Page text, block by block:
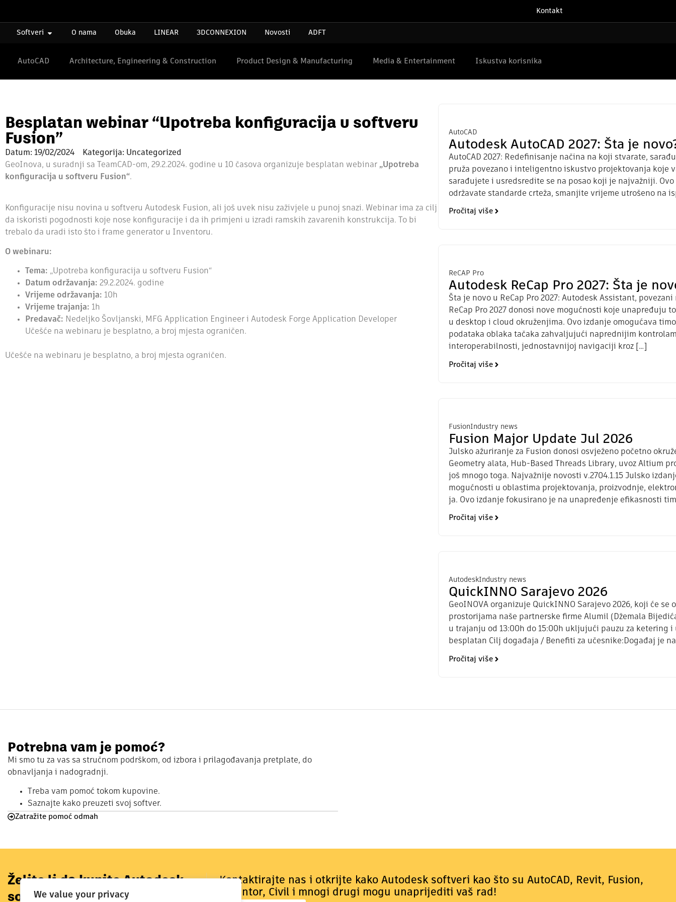
We value your privacy
Kontakt
Softveri O nama Obuka LINEAR 3DCONNEXION Novosti ADFT
AutoCAD Architecture, Engineering & Construction Product Design & Manufacturing Media & Entertainment Iskustva korisnika
Besplatan webinar “Upotreba konfiguracija u softveru
Fusion”
Datum: 19/02/2024
Kategorija: Uncategorized
GeoInova, u suradnji sa TeamCAD-om, 29.2.2024. godine u 10 časova organizuje besplatan webinar „Upotreba
konfiguracija u softveru Fusion“.
Konfiguracije nisu novina u softveru Autodesk Fusion, ali još uvek nisu zaživjele u punoj snazi. Webinar ima za cilj
da iskoristi pogodnosti koje nose konfiguracije i da ih primjeni u izradi ramskih zavarenih konstrukcija. To bi
trebalo da uradi isto što i frame generator u Inventoru.
O webinaru:
Tema: „Upotreba konfiguracija u softveru Fusion“
Datum održavanja: 29.2.2024. godine
Vrijeme održavanja: 10h
Vrijeme trajanja: 1h
Predavač: Nedeljko Šovljanski, MFG Application Engineer i Autodesk Forge Application Developer
Učešće na webinaru je besplatno, a broj mjesta ograničen.
Učešće na webinaru je besplatno, a broj mjesta ograničen.
AutoCAD
Autodesk AutoCAD 2027: Šta je
AutoCAD 2027: Redefinisanje načina na koji stvarate,
pruža povezano i inteligentno iskustvo projektovanja koje
sarađujete i usredsredite se na posao koji je najvažniji.
održavate standarde crteža, smanjite vrijeme utrošeno na
Pročitaj više
ReCAP Pro
Autodesk ReCap Pro 2027: Šta je
Šta je novo u ReCap Pro 2027: Autodesk Assistant,
ReCap Pro 2027 donosi nove mogućnosti koje unapređuju
u desktop i cloud okruženjima. Ovo izdanje omogućava
podataka oblaka tačaka zahvaljujući naprednijim
interoperabilnosti, jednostavnijoj navigaciji kroz […]
Pročitaj više
FusionIndustry news
Fusion Major Update Jul 2026
Julsko ažuriranje za Fusion donosi osvježeno početno
Geometry alata, Hub-Based Threads Library, uvoz Altium
još mnogo toga. Najvažnije novosti v.2704.1.15 Julsko
mogućnosti u oblastima projektovanja, proizvodnje,
ja. Ovo izdanje fokusirano je na unapređenje efikasnosti
Pročitaj više
AutodeskIndustry news
QuickINNO Sarajevo 2026
GeoINOVA organizuje QuickINNO Sarajevo 2026, koji će se
prostorijama naše partnerske firme Alumil (Džemala
u trajanju od 13:00h do 15:00h ukljujući pauzu za ketering i
besplatan Cilj događaja / Benefiti za učesnike:Događaj je
Pročitaj više
Potrebna vam je pomoć?
Mi smo tu za vas sa stručnom podrškom, od izbora i prilagođavanja pretplate, do
obnavljanja i nadogradnji.
Treba vam pomoć tokom kupovine.
Saznajte kako preuzeti svoj softver.
Zatražite pomoć odmah
Želite li da kupite Autodesk
softvere?
Kontaktirajte nas i otkrijte kako Autodesk softveri kao što su AutoCAD, Revit, Fusion,
Inventor, Civil i mnogi drugi mogu unaprijediti vaš rad!